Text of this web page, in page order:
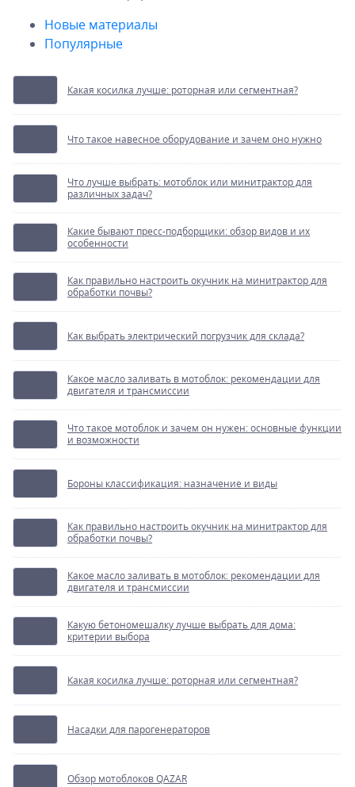
Новые материалы
Популярные
Какая косилка лучше: роторная или сегментная?
Что такое навесное оборудование и зачем оно нужно
Что лучше выбрать: мотоблок или минитрактор для
различных задач?
Какие бывают пресс-подборщики: обзор видов и их
особенности
Как правильно настроить окучник на минитрактор для
обработки почвы?
Как выбрать электрический погрузчик для склада?
Какое масло заливать в мотоблок: рекомендации для
двигателя и трансмиссии
Что такое мотоблок и зачем он нужен: основные функции
и возможности
Бороны классификация: назначение и виды
Как правильно настроить окучник на минитрактор для
обработки почвы?
Какое масло заливать в мотоблок: рекомендации для
двигателя и трансмиссии
Какую бетономешалку лучше выбрать для дома:
критерии выбора
Какая косилка лучше: роторная или сегментная?
Насадки для парогенераторов
Обзор мотоблоков QAZAR